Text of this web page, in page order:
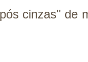
cinzas" de